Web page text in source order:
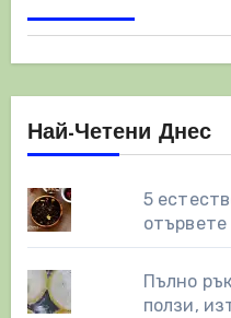
Най-Четени Днес
5
Пълно
ползи,